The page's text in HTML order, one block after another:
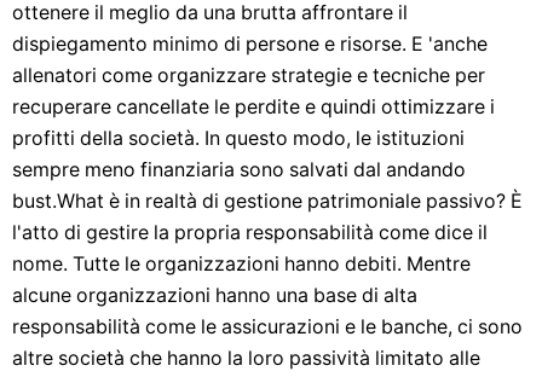
ottenere il meglio da una brutta affrontare il
dispiegamento minimo di persone e risorse. E 'anche
allenatori come organizzare strategie e tecniche per
recuperare cancellate le perdite e quindi ottimizzare i
profitti della società. In questo modo, le istituzioni
sempre meno finanziaria sono salvati dal andando
bust.What è in realtà di gestione patrimoniale passivo? È
l'atto di gestire la propria responsabilità come dice il
nome. Tutte le organizzazioni hanno debiti. Mentre
alcune organizzazioni hanno una base di alta
responsabilità come le assicurazioni e le banche, ci sono
altre società che hanno la loro passività limitato alle